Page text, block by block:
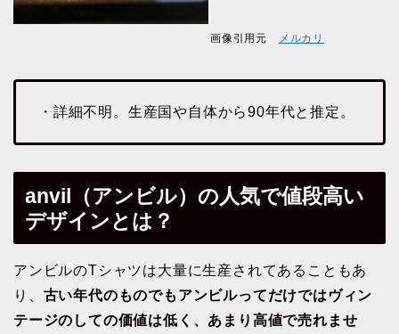
画像引用元 メルカリ
・詳細不明。生産国や自体から90年代と推定。
anvil（アンビル）の人気で値段高い
デザインとは？
アンビルのTシャツは大量に生産されてあることもあ
り、 古い年代のものでもアンビルってだけではヴィン
テージのしての価値は低く、あまり高値で売れませ